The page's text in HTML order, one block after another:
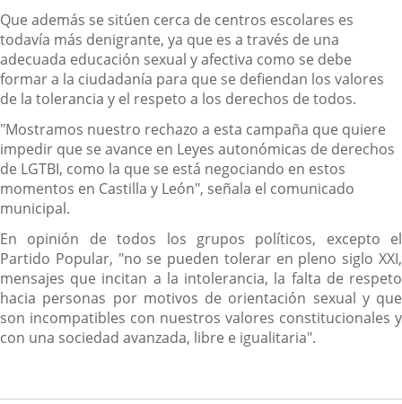
Que además se sitúen cerca de centros escolares es
todavía más denigrante, ya que es a través de una
adecuada educación sexual y afectiva como se debe
formar a la ciudadanía para que se defiendan los valores
de la tolerancia y el respeto a los derechos de todos.
"Mostramos nuestro rechazo a esta campaña que quiere
impedir que se avance en Leyes autonómicas de derechos
de LGTBI, como la que se está negociando en estos
momentos en Castilla y León", señala el comunicado
municipal.
En opinión de todos los grupos políticos, excepto el
Partido Popular, "no se pueden tolerar en pleno siglo XXI,
mensajes que incitan a la intolerancia, la falta de respeto
hacia personas por motivos de orientación sexual y que
son incompatibles con nuestros valores constitucionales y
con una sociedad avanzada, libre e igualitaria".